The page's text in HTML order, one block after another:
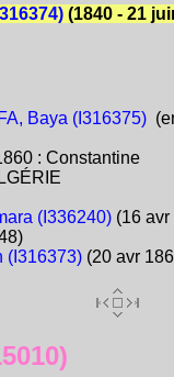
(1840 - 21
Baya (I316375)
: Constantine
(I336240)(16 avr
(I316373)(20 avr